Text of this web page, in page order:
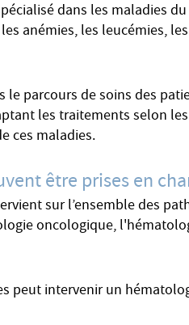
dans les maladies
anémies, les leucémies,
parcours de soins des
les traitements selon
ces maladies.
être prises en
sur l’ensemble des
oncologique,
peut intervenir un